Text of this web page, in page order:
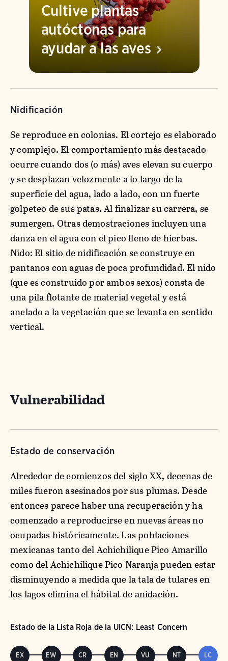
Cultive plantas
autóctonas para
ayudar a las aves
Nidificación
Se reproduce en colonias. El cortejo es elaborado
y complejo. El comportamiento más destacado
ocurre cuando dos (o más) aves elevan su cuerpo
y se desplazan velozmente a lo largo de la
superficie del agua, lado a lado, con un fuerte
golpeteo de sus patas. Al finalizar su carrera, se
sumergen. Otras demostraciones incluyen una
danza en el agua con el pico lleno de hierbas.
Nido: El sitio de nidificación se construye en
pantanos con aguas de poca profundidad. El nido
(que es construido por ambos sexos) consta de
una pila flotante de material vegetal y está
anclado a la vegetación que se levanta en sentido
vertical.
Vulnerabilidad
Estado de conservación
Alrededor de comienzos del siglo XX, decenas de
miles fueron asesinados por sus plumas. Desde
entonces parece haber una recuperación y ha
comenzado a reproducirse en nuevas áreas no
ocupadas históricamente. Las poblaciones
mexicanas tanto del Achichilique Pico Amarillo
como del Achichilique Pico Naranja pueden estar
disminuyendo a medida que la tala de tulares en
los lagos elimina el hábitat de anidación.
Estado de la Lista Roja de la UICN: Least Concern
EX EW CR EN VU NT LC